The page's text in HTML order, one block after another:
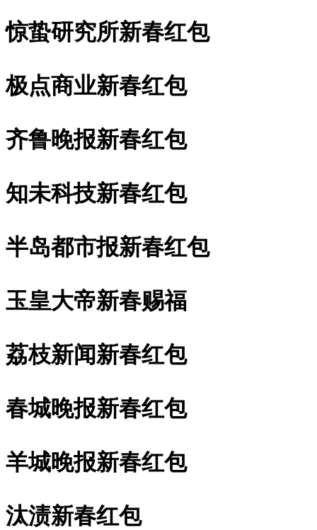
惊蛰研究所新春红包
极点商业新春红包
齐鲁晚报新春红包
知未科技新春红包
半岛都市报新春红包
玉皇大帝新春赐福
荔枝新闻新春红包
春城晚报新春红包
羊城晚报新春红包
汰渍新春红包